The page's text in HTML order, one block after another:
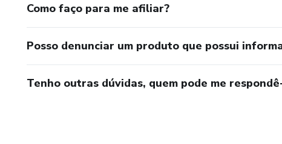
Como faço para me afiliar?
Posso denunciar um produto que possui
Tenho outras dúvidas, quem pode me